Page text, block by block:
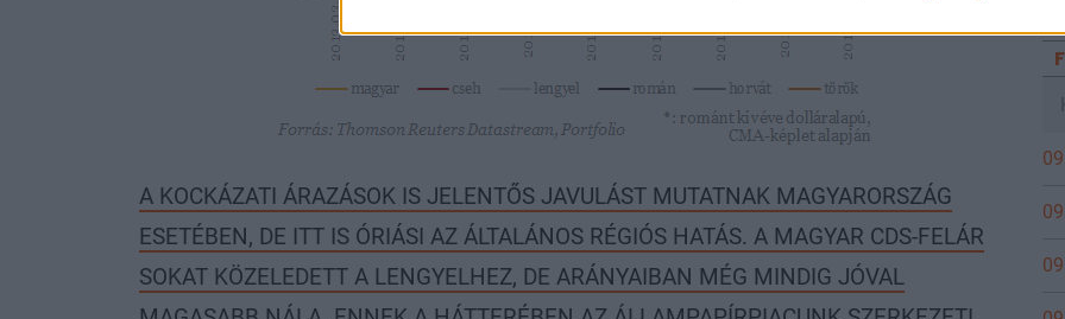
A KOCKÁZATI ÁRAZÁSOK IS JELENTŐS JAVULÁST MUTATNAK MAGYARORSZÁG
ESETÉBEN, DE ITT IS ÓRIÁSI AZ ÁLTALÁNOS RÉGIÓS HATÁS. A MAGYAR CDS-FELÁR
SOKAT KÖZELEDETT A LENGYELHEZ, DE ARÁNYAIBAN MÉG MINDIG JÓVAL